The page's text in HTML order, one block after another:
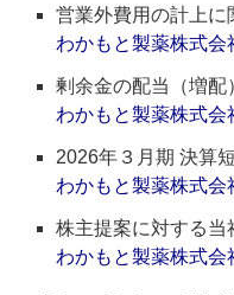
営業外費用の計上に
わかもと製薬株式会
剰余金の配当（増
わかもと製薬株式会
2026年３月期 決算
わかもと製薬株式会
株主提案に対する
わかもと製薬株式会